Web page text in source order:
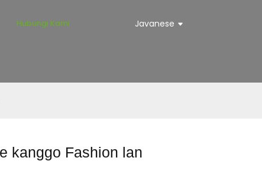
Hubungi Kami Javanese
kanggo Fashion lan